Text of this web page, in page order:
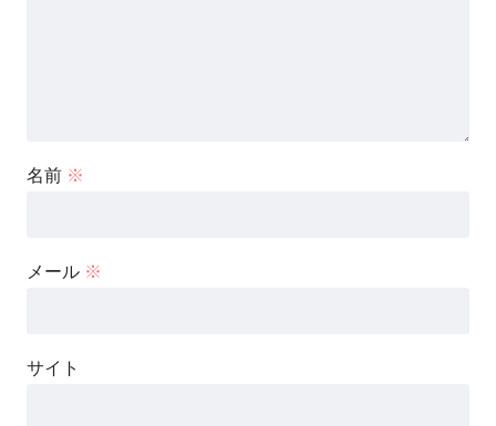
名前 ※
メール ※
サイト